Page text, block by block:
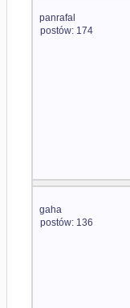
panrafal
postów: 174
gaha
postów: 136